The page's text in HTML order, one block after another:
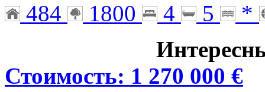
484
1800 4 5
*
Стоимость: 1 270 000 €